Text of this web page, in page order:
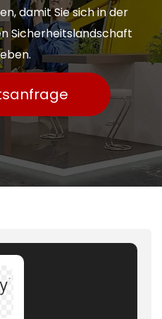
damit Sie sich in der
Sicherheitslandschaft